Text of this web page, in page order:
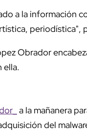
a la información
periodística",
Obrador
ella.
a la mañanera
del